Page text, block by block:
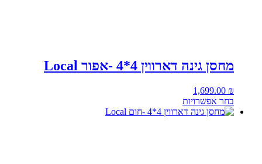
מחסן גינה דארווין 4*4 -אפור Local
1,699.00 ₪
בחר אפשרויות